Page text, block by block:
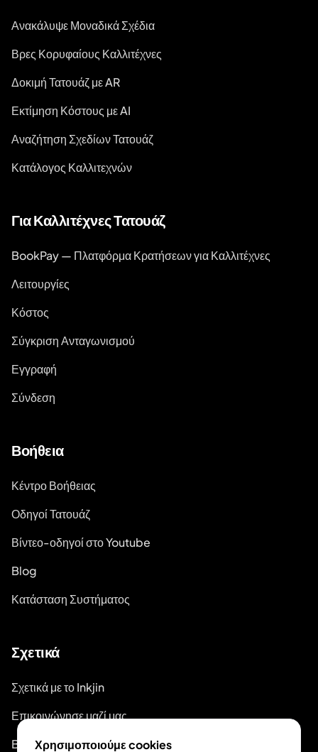
Ανακάλυψε Μοναδικά Σχέδια
Βρες Κορυφαίους Καλλιτέχνες
Δοκιμή Τατουάζ με AR
Εκτίμηση Κόστους με AI
Αναζήτηση Σχεδίων Τατουάζ
Κατάλογος Καλλιτεχνών
Για Καλλιτέχνες Τατουάζ
BookPay — Πλατφόρμα Κρατήσεων για Καλλιτέχνες
Λειτουργίες
Κόστος
Σύγκριση Ανταγωνισμού
Εγγραφή
Σύνδεση
Βοήθεια
Κέντρο Βοήθειας
Οδηγοί Τατουάζ
Βίντεο-οδηγοί στο Youtube
Blog
Κατάσταση Συστήματος
Σχετικά
Σχετικά με το Inkjin
Επικοινώνησε μαζί μας
Branding Kit
Χρησιμοποιούμε cookies